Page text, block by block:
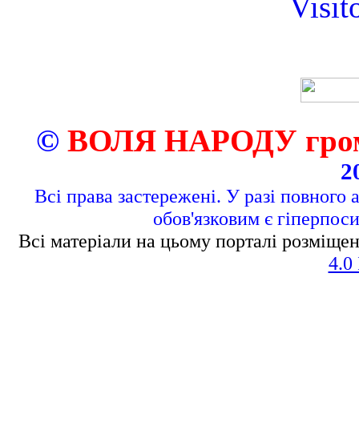
© ВОЛЯ НАРОДУ
Всі права застережені. У разі повного
обов'язковим є
Всі матеріали на цьому порталі
4.0